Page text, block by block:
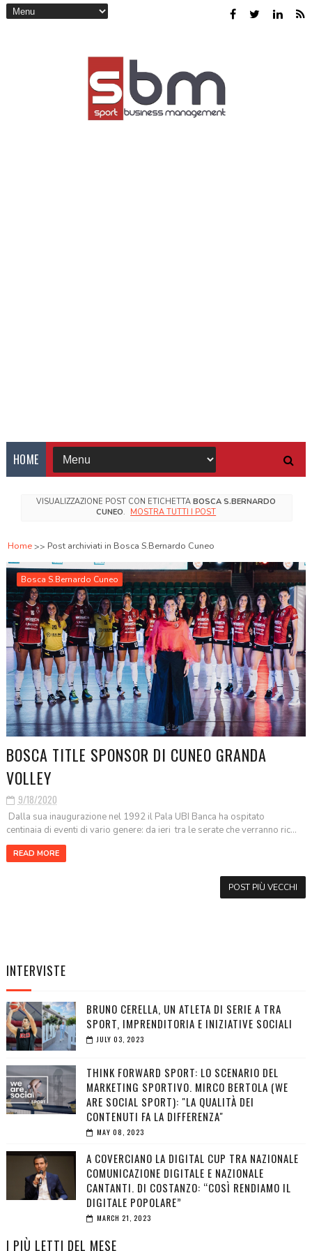
HOME
VISUALIZZAZIONE POST CON ETICHETTA BOSCA S.BERNARDO
CUNEO. MOSTRA TUTTI I POST
Home Post archiviati in Bosca S.Bernardo Cuneo
Bosca S.Bernardo Cuneo
BOSCA TITLE SPONSOR DI CUNEO GRANDA
VOLLEY
9/18/2020
Dalla sua inaugurazione nel 1992 il Pala UBI Banca ha ospitato
centinaia di eventi di vario genere: da ieri tra le serate che verranno ric...
READ MORE
POST PIÙ VECCHI
INTERVISTE
BRUNO CERELLA, UN ATLETA DI SERIE A TRA
SPORT, IMPRENDITORIA E INIZIATIVE SOCIALI
JULY 03, 2023
THINK FORWARD SPORT: LO SCENARIO DEL
MARKETING SPORTIVO. MIRCO BERTOLA (WE
ARE SOCIAL SPORT): "LA QUALITÀ DEI
CONTENUTI FA LA DIFFERENZA"
MAY 08, 2023
A COVERCIANO LA DIGITAL CUP TRA NAZIONALE
COMUNICAZIONE DIGITALE E NAZIONALE
CANTANTI. DI COSTANZO: “COSÌ RENDIAMO IL
DIGITALE POPOLARE”
MARCH 21, 2023
I PIÙ LETTI DEL MESE